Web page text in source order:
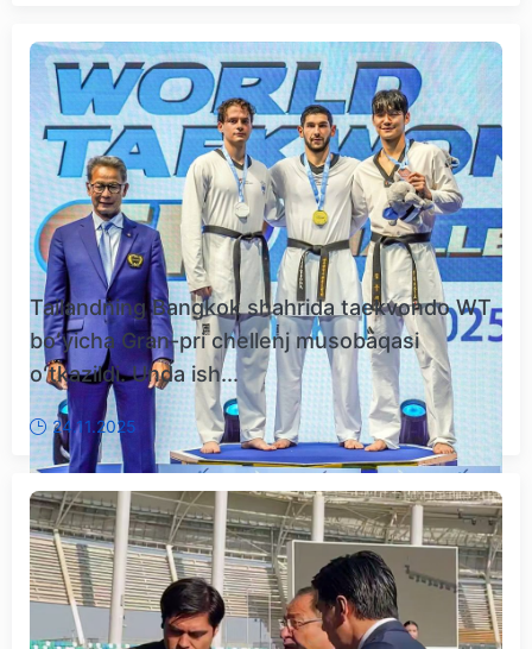
Tailandning Bangkok shahrida taekvondo WT
boʻyicha Gran-pri chellenj musobaqasi
oʻtkazildi. Unda ish...
24.11.2025